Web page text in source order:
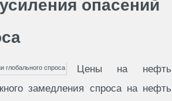
опасений
Цены на нефть
замедления спроса на нефть